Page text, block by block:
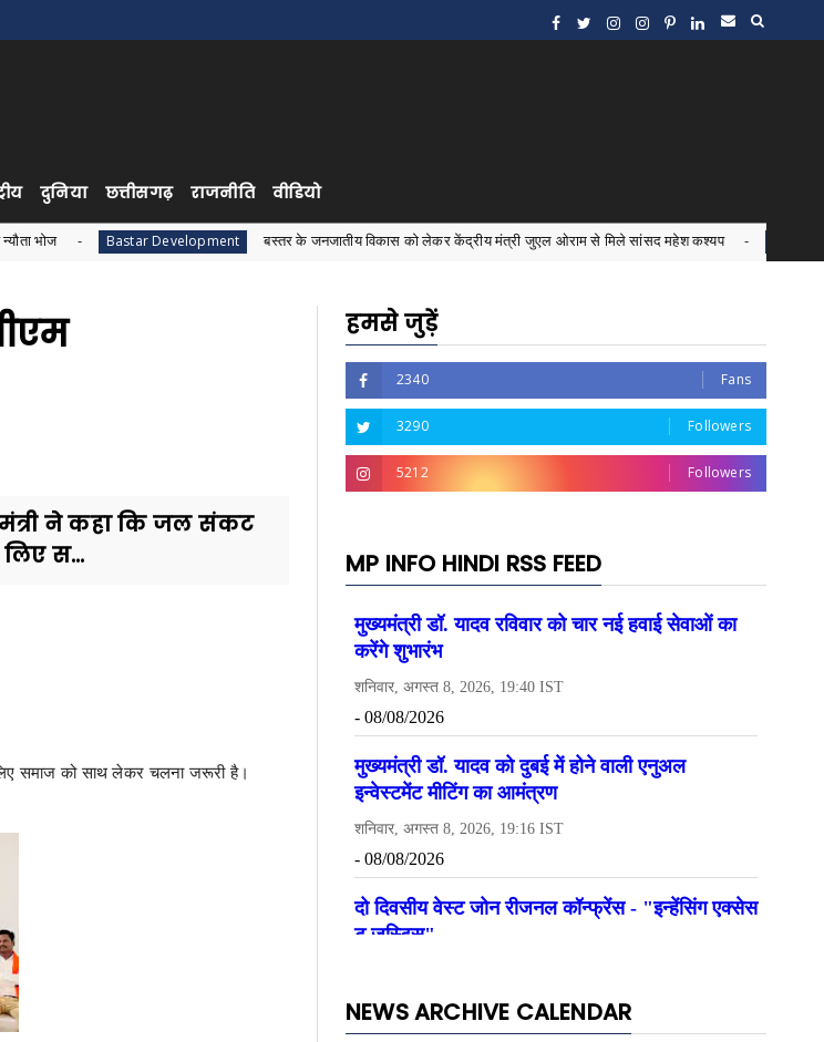
दुनिया छत्तीसगढ़ राजनीति वीडियो
Bastar Development बस्तर के जनजातीय विकास को लेकर केंद्रीय मंत्री जुएल ओराम से मिले सांसद महेश कश्यप Bastar News
ने कहा कि जल संकट
स...
समाज को साथ लेकर चलना जरूरी है।
हमसे जुड़ें
2340 Fans
3290 Followers
5212 Followers
MP INFO HINDI RSS FEED
NEWS ARCHIVE CALENDAR